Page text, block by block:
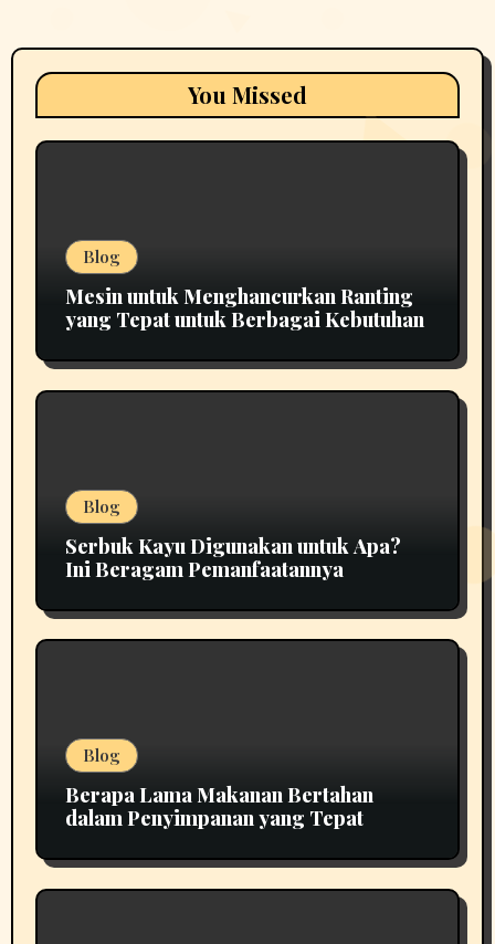
You Missed
Blog
Mesin untuk Menghancurkan Ranting
yang Tepat untuk Berbagai Kebutuhan
Blog
Serbuk Kayu Digunakan untuk Apa?
Ini Beragam Pemanfaatannya
Blog
Berapa Lama Makanan Bertahan
dalam Penyimpanan yang Tepat